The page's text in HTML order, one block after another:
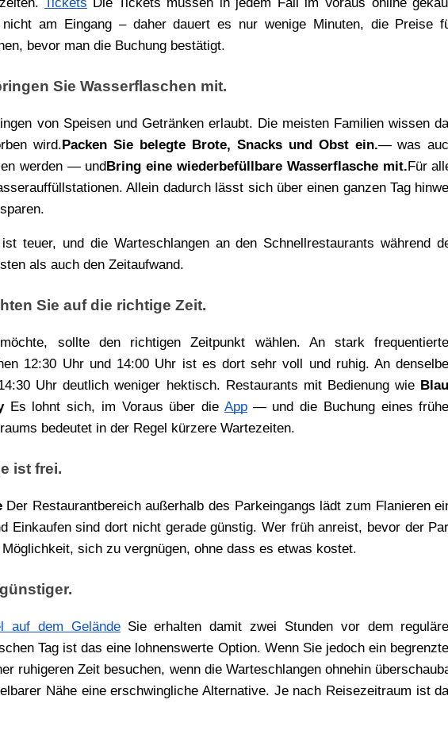
am Eingang – daher dauert es nur wenige Minuten, die Preise
bevor man die Buchung bestätigt.
Sie Wasserflaschen mit.
von Speisen und Getränken erlaubt. Die meisten Familien wissen
wird.Packen Sie belegte Brote, Snacks und Obst ein.— was
werden — undBring eine wiederbefüllbare Wasserflasche mit.Für
Allein dadurch lässt sich über einen ganzen Tag
teuer, und die Warteschlangen an den Schnellrestaurants während
als auch den Zeitaufwand.
Sie auf die richtige Zeit.
sollte den richtigen Zeitpunkt wählen. An stark
12:30 Uhr und 14:00 Uhr ist es dort sehr voll und ruhig. An
Uhr deutlich weniger hektisch. Restaurants mit Bedienung wie
Es lohnt sich, im Voraus über die App — und die Buchung eines
bedeutet in der Regel kürzere Wartezeiten.
ist frei.
Der Restaurantbereich außerhalb des Parkeingangs lädt zum Flanieren
Einkaufen sind dort nicht gerade günstig. Wer früh anreist, bevor der
sich zu vergnügen, ohne dass es etwas kostet.
auf dem Gelände Sie erhalten damit zwei Stunden vor dem
Tag ist das eine lohnenswerte Option. Wenn Sie jedoch ein
ruhigeren Zeit besuchen, wenn die Warteschlangen ohnehin
Nähe eine erschwingliche Alternative. Je nach Reisezeitraum ist